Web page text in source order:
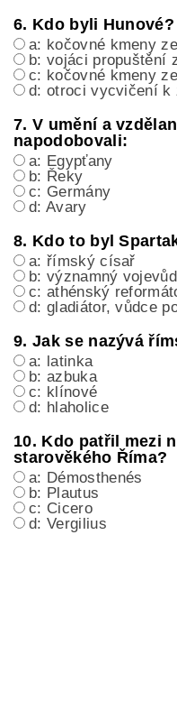
6. Kdo byli Hunové?
a: kočovné kmeny
b: vojáci propuštění
c: kočovné kmeny
d: otroci vycvičení k
7. V umění a
napodobovali:
a: Egypťany
b: Řeky
c: Germány
d: Avary
8. Kdo to byl
a: římský císař
b: významný
c: athénský
d: gladiátor, vůdce
9. Jak se nazývá
a: latinka
b: azbuka
c: klínové
d: hlaholice
10. Kdo patřil mezi
starověkého Říma?
a: Démosthenés
b: Plautus
c: Cicero
d: Vergilius